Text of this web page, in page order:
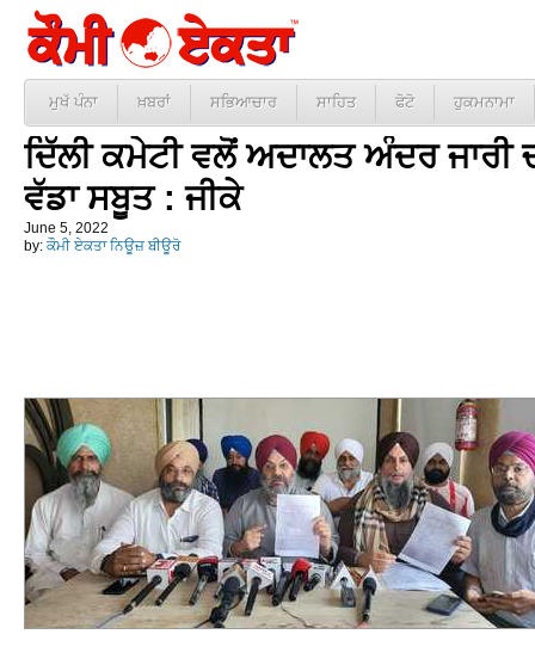
ਮੁਖੱ ਪੰਨਾ ਖ਼ਬਰਾਂ ਸਭਿਆਚਾਰ ਸਾਹਿਤ ਫੋਟੋ ਹੁਕਮਨਾਮਾ
ਦਿੱਲੀ ਕਮੇਟੀ ਵਲੋਂ ਅਦਾਲਤ ਅੰਦਰ ਜਾਰੀ
ਵੱਡਾ ਸਬੂਤ : ਜੀਕੇ
June 5, 2022
by: ਕੌਮੀ ਏਕਤਾ ਨਿਊਜ਼ ਬੀਊਰੋ